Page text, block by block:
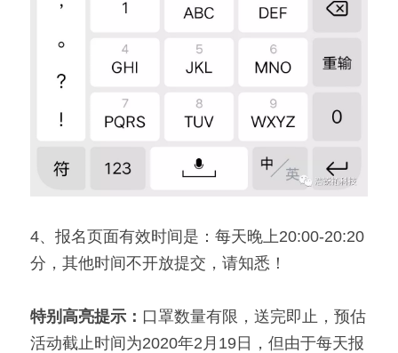
4、报名页面有效时间是：每天晚上20:00-20:20
分，其他时间不开放提交，请知悉！
特别高亮提示： 口罩数量有限，送完即止，预估
活动截止时间为2020年2月19日，但由于每天报